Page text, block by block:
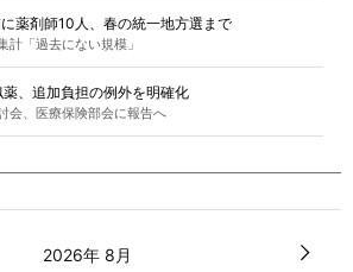
薬剤師10人、春の統一地方選まで
計「過去にない規模」
、追加負担の例外を明確化
会、医療保険部会に報告へ
2026年 8月